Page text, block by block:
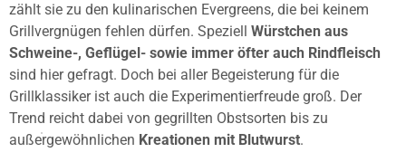
zählt sie zu den kulinarischen Evergreens, die bei keinem
Grillvergnügen fehlen dürfen. Speziell Würstchen aus
Schweine-, Geflügel- sowie immer öfter auch Rindfleisch
sind hier gefragt. Doch bei aller Begeisterung für die
Grillklassiker ist auch die Experimentierfreude groß. Der
Trend reicht dabei von gegrillten Obstsorten bis zu
außergewöhnlichen Kreationen mit Blutwurst.